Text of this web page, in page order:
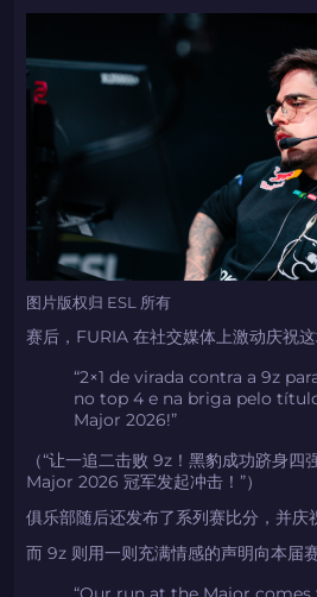
图片版权归 ESL 所有
赛后，FURIA 在社交媒体上激动庆祝这
“2×1 de virada contra a 9z
no top 4 e na briga pelo
Major 2026!”
（“让一追二击败 9z！黑豹成功跻身
Major 2026 冠军发起冲击！”）
俱乐部随后还发布了系列赛比分，并庆
而 9z 则用一则充满情感的声明向本届